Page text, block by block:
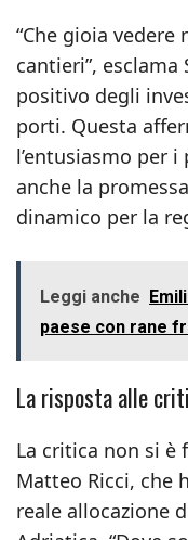
“Che gioia
cantieri”, esclama
positivo degli
porti. Questa
l’entusiasmo per
anche la
dinamico per la
Leggi anche
paese con rane
La risposta alle
La critica non si è
Matteo Ricci, che
reale allocazione